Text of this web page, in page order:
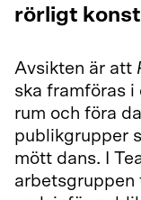
rörligt
Avsikten är att
ska framföras
rum och föra
publikgrupper
mött dans. I
arbetsgruppen